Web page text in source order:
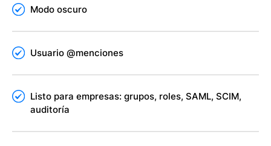
Modo oscuro
Usuario @menciones
Listo para empresas: grupos, roles, SAML, SCIM,
auditoría